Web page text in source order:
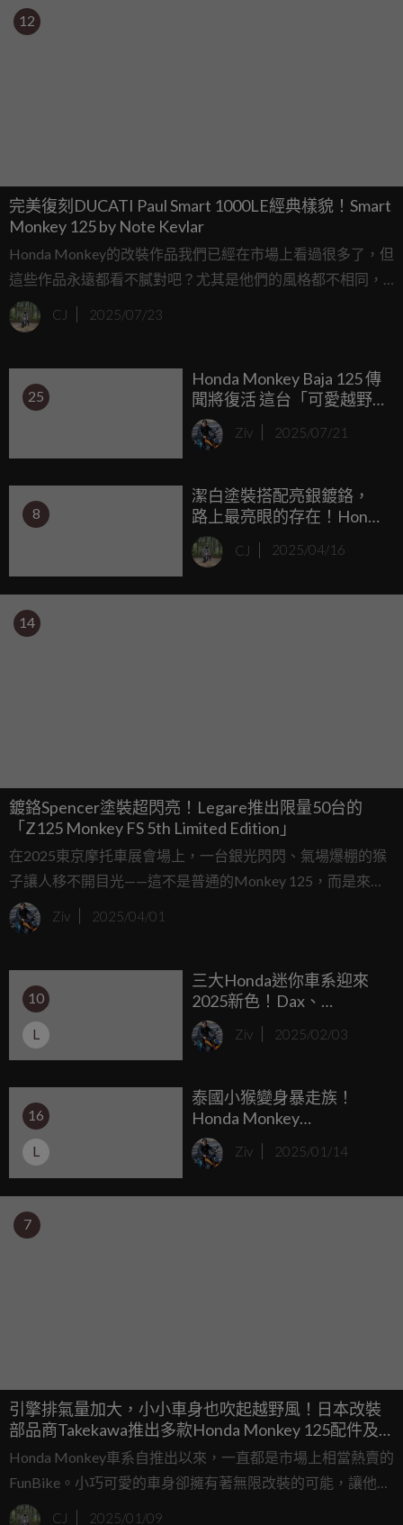
12
完美復刻DUCATI Paul Smart 1000LE經典樣貌！Smart
Monkey 125 by Note Kevlar
Honda Monkey的改裝作品我們已經在市場上看過很多了，但
這些作品永遠都看不膩對吧？尤其是他們的風格都不相同，
永遠都會有新穎的設計理念出現。這次要來看的是泰國改裝
工作室Note Kevlar致敬DUCATI Paul Smart 1000LE所推出的
CJ 2025/07/23
25
Honda Monkey Baja 125 傳
聞將復活 這台「可愛越野
猴」可能真的要回來了！
Ziv 2025/07/21
8
潔白塗裝搭配亮銀鍍鉻，
路上最亮眼的存在！Honda
Monkey 60周年特仕版車型
泰國市場正式販售
CJ 2025/04/16
14
鍍鉻Spencer塗裝超閃亮！Legare推出限量50台的
「Z125 Monkey FS 5th Limited Edition」
在2025東京摩托車展會場上，一台銀光閃閃、氣場爆棚的猴
子讓人移不開目光——這不是普通的Monkey 125，而是來自
Passage旗下改裝品牌「Legare」的限量特仕車：Z125
Monkey FS 5th Limited Edition，堪稱致敬傳奇與玩味個性的
Ziv 2025/04/01
10
L
三大Honda迷你車系迎來
2025新色！Dax、
Monkey、Super Cub C125
全面進化，正式進軍
Ziv 2025/02/03
16
L
泰國小猴變身暴走族！
Honda Monkey
125「Bosozoku」
by.Advanced Automotive
Ziv 2025/01/14
7
引擎排氣量加大，小小車身也吹起越野風！日本改裝
部品商Takekawa推出多款Honda Monkey 125配件及
引擎
Honda Monkey車系自推出以來，一直都是市場上相當熱賣的
FunBike。小巧可愛的車身卻擁有著無限改裝的可能，讓他也
成為不少改裝迷打造自己風格的基礎。如果你正好是Monkey
CJ 2025/01/09